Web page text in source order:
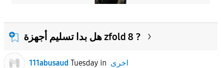
هل بدا تسليم أجهزة zfold 8 ?
111abusaud Tuesdayin اخرى